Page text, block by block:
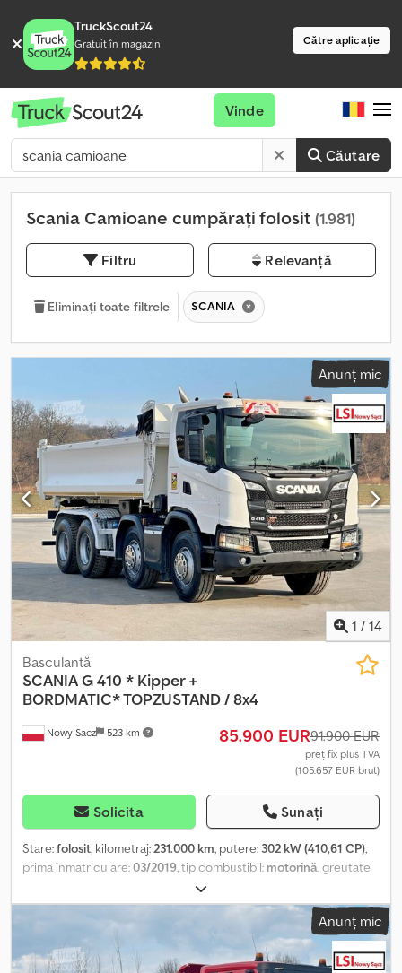
TruckScout24
Gratuit în magazin Către aplicație
Căutare
Vinde
Scania Camioane cumpărați folosit (1.981)
Filtru Relevanță
Eliminați toate filtrele SCANIA
Anunț mic
1 / 14
Nowy Sacz 523 km
Basculantă
SCANIAG 410 * Kipper +
BORDMATIC* TOPZUSTAND / 8x4
85.900 EUR91.900 EUR
preț fix plus TVA
(105.657 EUR brut)
Solicita Sunați
Stare:folosit, kilometraj:231.000 km, putere: 302 kW (410,61 CP),
prima înmatriculare:03/2019, tip combustibil: motorină, greutate
, configurație ax:3 axe
angrenaj:automat, lungimea spațiului de încărcare:5.600 mm,
, înălțime spațiu de
800 mm , Dotări:ABS, aer
condiționat, Scania G 410 / 8x4 BASCULANTĂ + BORDMATIC Fără
Anunț mic